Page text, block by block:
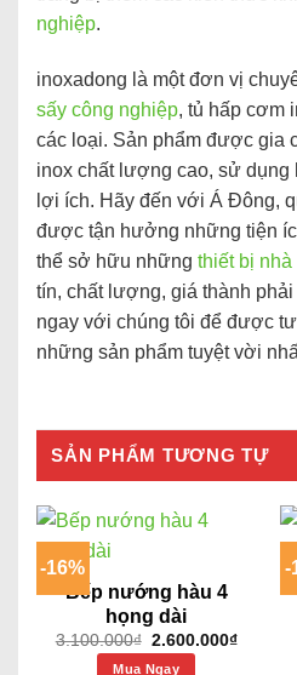
nghiệp.
inoxadong là một đơn vị
sấy công nghiệp, tủ hấp cơm
các loại. Sản phẩm được gia
inox chất lượng cao, sử dụng
lợi ích. Hãy đến với Á Đông,
được tận hưởng những tiện
thể sở hữu những thiết bị nhà
tín, chất lượng, giá thành
ngay với chúng tôi để được
những sản phẩm tuyệt vời
SẢN PHẨM TƯƠNG TỰ
-16%
Bếp nướng hàu 4
họng dài
3.100.000₫ Giá
gốc
là:
2.600.000₫Giá
Mua Ngay
-